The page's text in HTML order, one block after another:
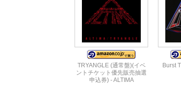
TRYANGLE (通常盤)(イベ
ントチケット優先販売抽選
申込券) - ALTIMA
Burst